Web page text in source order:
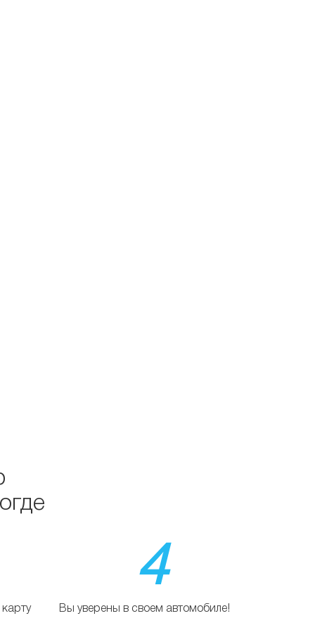
4
Вы уверены в своем автомобиле!